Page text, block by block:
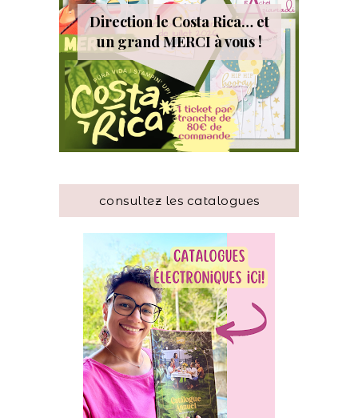
Direction le Costa Rica… et
un grand MERCI à vous !
consultez les catalogues